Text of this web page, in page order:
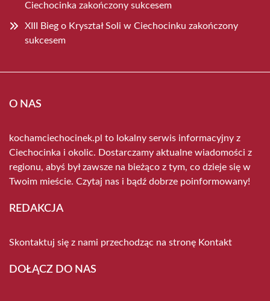
Ciechocinka zakończony sukcesem
XIII Bieg o Kryształ Soli w Ciechocinku zakończony
sukcesem
O NAS
kochamciechocinek.pl to lokalny serwis informacyjny z
Ciechocinka i okolic. Dostarczamy aktualne wiadomości z
regionu, abyś był zawsze na bieżąco z tym, co dzieje się w
Twoim mieście. Czytaj nas i bądź dobrze poinformowany!
REDAKCJA
Skontaktuj się z nami przechodząc na stronę Kontakt
DOŁĄCZ DO NAS